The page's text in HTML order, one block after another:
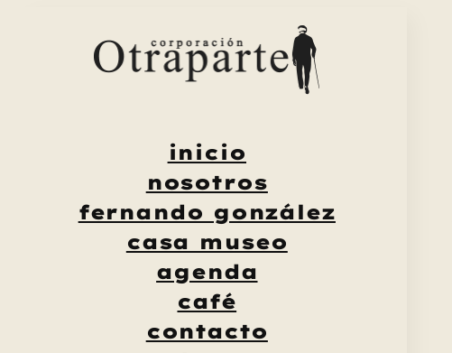
inicio
nosotros
fernando gonzález
casa museo
agenda
café
contacto